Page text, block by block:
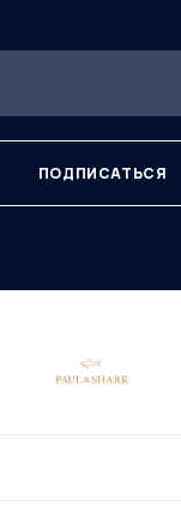
ПОДПИСАТЬСЯ